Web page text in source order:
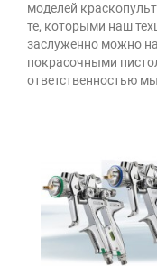
моделей
те, которыми наш
заслуженно можно
покрасочными
ответственностью